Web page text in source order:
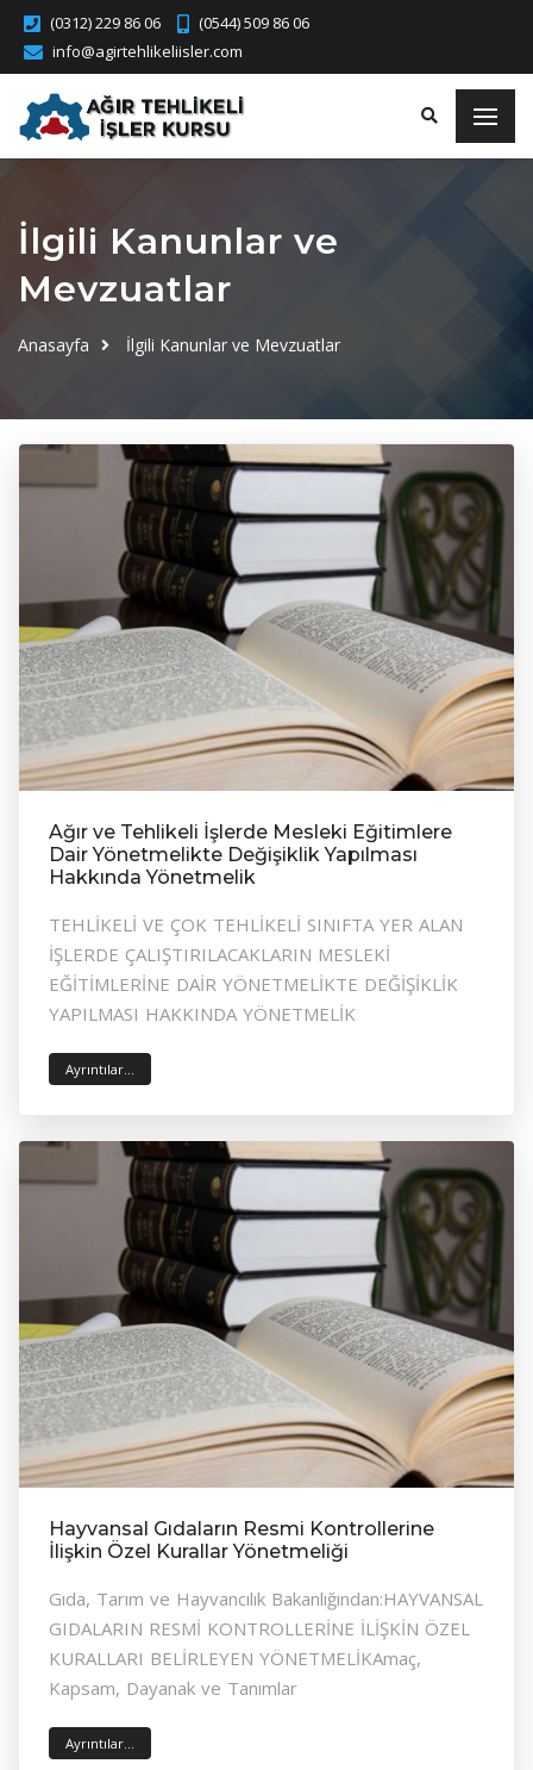
(0312) 229 86 06
(0544) 509 86 06
info@agirtehlikeliisler.com
İlgili Kanunlar ve
Mevzuatlar
Anasayfa İlgili Kanunlar ve Mevzuatlar
Ağır ve Tehlikeli İşlerde Mesleki Eğitimlere
Dair Yönetmelikte Değişiklik Yapılması
Hakkında Yönetmelik
TEHLİKELİ VE ÇOK TEHLİKELİ SINIFTA YER ALAN
İŞLERDE ÇALIŞTIRILACAKLARIN MESLEKİ
EĞİTİMLERİNE DAİR YÖNETMELİKTE DEĞİŞİKLİK
YAPILMASI HAKKINDA YÖNETMELİK
Ayrıntılar...
Hayvansal Gıdaların Resmi Kontrollerine
İlişkin Özel Kurallar Yönetmeliği
Gıda, Tarım ve Hayvancılık Bakanlığından:HAYVANSAL
GIDALARIN RESMİ KONTROLLERİNE İLİŞKİN ÖZEL
KURALLARI BELİRLEYEN YÖNETMELİKAmaç,
Kapsam, Dayanak ve Tanımlar
Ayrıntılar...